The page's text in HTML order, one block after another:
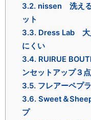
3.2. nissen 洗える
ット
3.3. Dress Lab 大
にくい
3.4. RUIRUE
ンセットアップ３
3.5. フレアーペプ
3.6. Sweet＆
プ